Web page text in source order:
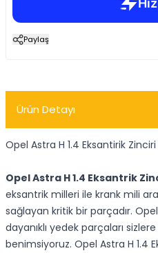
Paylaş
Ürün Detayı
Opel Astra H 1.4 Eksantirik
Opel Astra H 1.4 Eksantrik
eksantrik milleri ile krank mili
sağlayan kritik bir parçadır.
dayanıklı yedek parçaları
benimsiyoruz. Opel Astra H 1.4